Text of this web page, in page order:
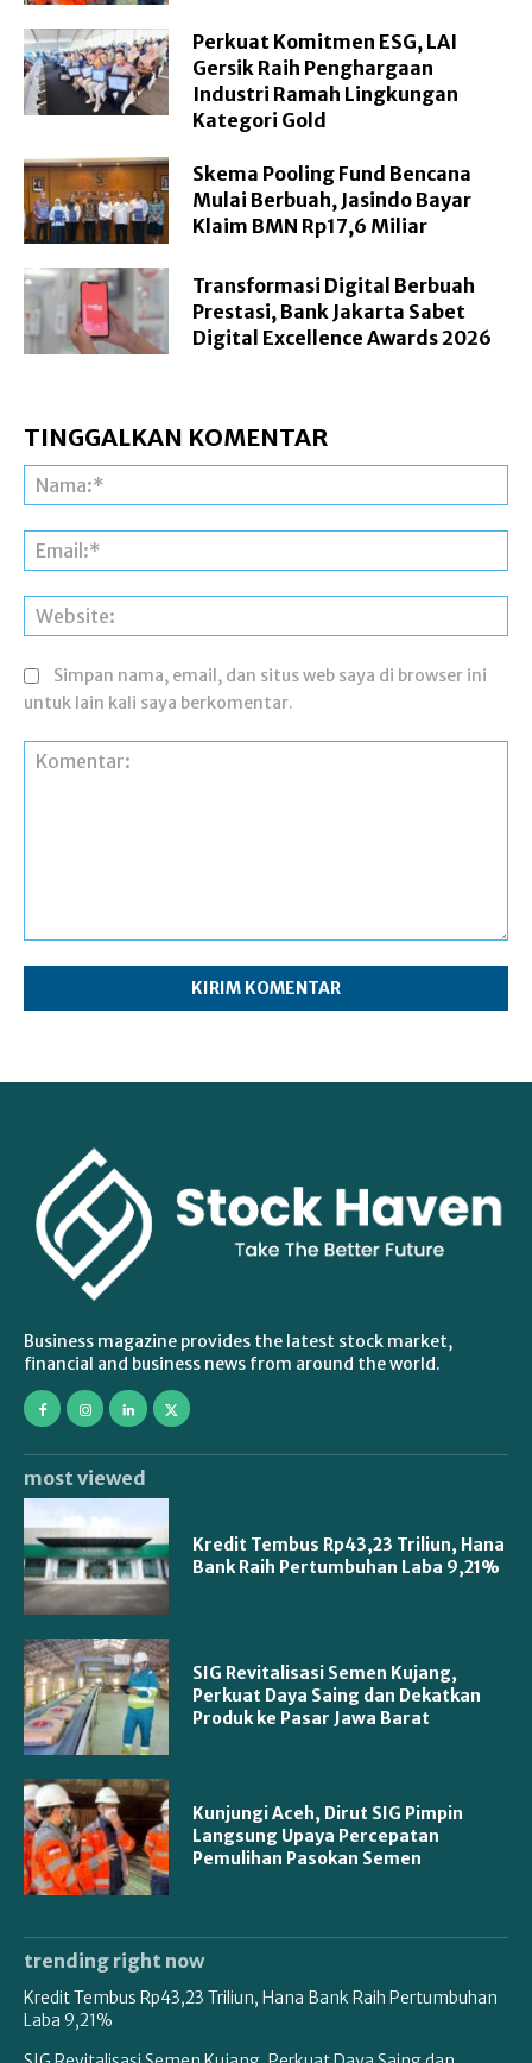
Perkuat Komitmen ESG, LAI
Gersik Raih Penghargaan
Industri Ramah Lingkungan
Kategori Gold
Skema Pooling Fund Bencana
Mulai Berbuah, Jasindo Bayar
Klaim BMN Rp17,6 Miliar
Transformasi Digital Berbuah
Prestasi, Bank Jakarta Sabet
Digital Excellence Awards 2026
TINGGALKAN KOMENTAR
Simpan nama, email, dan situs web saya di browser ini
untuk lain kali saya berkomentar.
Business magazine provides the latest stock market,
financial and business news from around the world.
most viewed
Kredit Tembus Rp43,23 Triliun, Hana
Bank Raih Pertumbuhan Laba 9,21%
SIG Revitalisasi Semen Kujang,
Perkuat Daya Saing dan Dekatkan
Produk ke Pasar Jawa Barat
Kunjungi Aceh, Dirut SIG Pimpin
Langsung Upaya Percepatan
Pemulihan Pasokan Semen
trending right now
Kredit Tembus Rp43,23 Triliun, Hana Bank Raih Pertumbuhan
Laba 9,21%